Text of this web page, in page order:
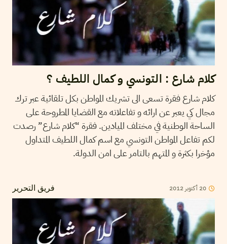
كلام شارع : التونسي و كمال اللطيف ؟
كلام شارع فقرة تسعى الى تشريك المواطن بكل تلقائية عبر ترك
مجال كي يعبر عن ارائه و تفاعلاته مع القضايا المطروحة على
الساحة الوطنية في مختلف الميادين. فقرة “كلام شارع” رصدت
لكم تفاعل المواطن التونسي مع اسم كمال اللطيف المتداول
مؤخرا بكثرة و المتهم بالتامر على امن الدولة.
فريق التحرير 20 أكتوبر 2012